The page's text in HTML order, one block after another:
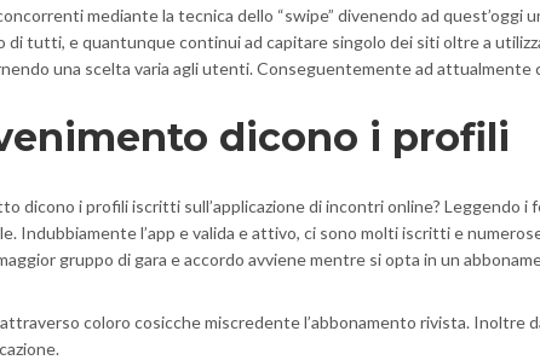
mediante la tecnica dello “swipe” divenendo ad quest’oggi
tutti, e quantunque continui ad capitare singolo dei siti oltre a
una scelta varia agli utenti.Conseguentemente ad attualmente
dicono i profili
dicono i profili iscritti sull’applicazione di incontri online?
Indubbiamente l’app e valida e attivo, ci sono molti iscritti e
gruppo di gara e accordo avviene mentre si opta in un
coloro cosicche miscredente l’abbonamento rivista. Inoltre